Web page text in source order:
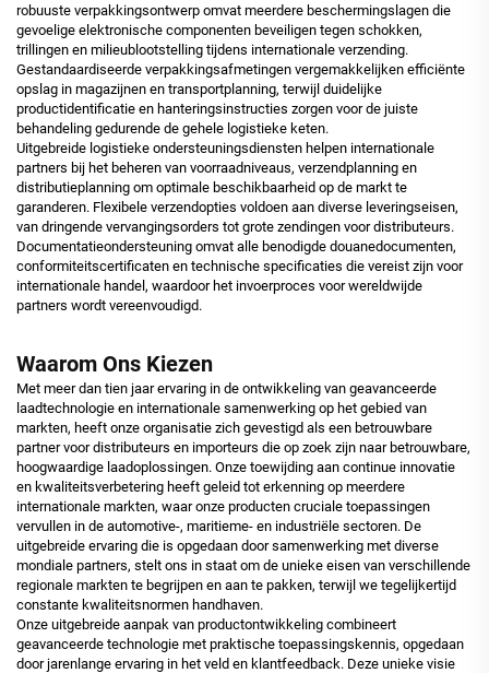
robuuste verpakkingsontwerp omvat meerdere beschermingslagen die
gevoelige elektronische componenten beveiligen tegen schokken,
trillingen en milieublootstelling tijdens internationale verzending.
Gestandaardiseerde verpakkingsafmetingen vergemakkelijken efficiënte
opslag in magazijnen en transportplanning, terwijl duidelijke
productidentificatie en hanteringsinstructies zorgen voor de juiste
behandeling gedurende de gehele logistieke keten.
Uitgebreide logistieke ondersteuningsdiensten helpen internationale
partners bij het beheren van voorraadniveaus, verzendplanning en
distributieplanning om optimale beschikbaarheid op de markt te
garanderen. Flexibele verzendopties voldoen aan diverse leveringseisen,
van dringende vervangingsorders tot grote zendingen voor distributeurs.
Documentatieondersteuning omvat alle benodigde douanedocumenten,
conformiteitscertificaten en technische specificaties die vereist zijn voor
internationale handel, waardoor het invoerproces voor wereldwijde
partners wordt vereenvoudigd.
Waarom Ons Kiezen
Met meer dan tien jaar ervaring in de ontwikkeling van geavanceerde
laadtechnologie en internationale samenwerking op het gebied van
markten, heeft onze organisatie zich gevestigd als een betrouwbare
partner voor distributeurs en importeurs die op zoek zijn naar betrouwbare,
hoogwaardige laadoplossingen. Onze toewijding aan continue innovatie
en kwaliteitsverbetering heeft geleid tot erkenning op meerdere
internationale markten, waar onze producten cruciale toepassingen
vervullen in de automotive-, maritieme- en industriële sectoren. De
uitgebreide ervaring die is opgedaan door samenwerking met diverse
mondiale partners, stelt ons in staat om de unieke eisen van verschillende
regionale markten te begrijpen en aan te pakken, terwijl we tegelijkertijd
constante kwaliteitsnormen handhaven.
Onze uitgebreide aanpak van productontwikkeling combineert
geavanceerde technologie met praktische toepassingskennis, opgedaan
door jarenlange ervaring in het veld en klantfeedback. Deze unieke visie